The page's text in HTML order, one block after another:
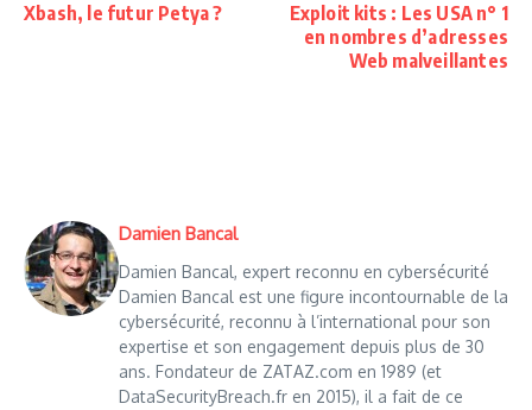
Xbash, le futur Petya ?
Exploit kits : Les USA n° 1
en nombres d’adresses
Web malveillantes
Damien Bancal
Damien Bancal, expert reconnu en cybersécurité
Damien Bancal est une figure incontournable de la
cybersécurité, reconnu à l’international pour son
expertise et son engagement depuis plus de 30
ans. Fondateur de ZATAZ.com en 1989 (et
DataSecurityBreach.fr en 2015), il a fait de ce